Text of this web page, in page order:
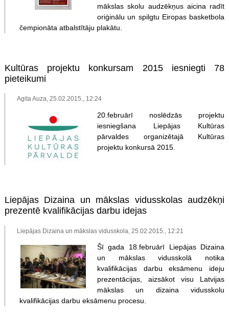
mākslas skolu audzēkņus aicina radīt
oriģinālu un spilgtu Eiropas basketbola
čempionāta atbalstītāju plakātu.
Kultūras projektu konkursam 2015 iesniegti 78
pieteikumi
Agita Auza, 25.02.2015., 12:24
20.februārī noslēdzās projektu
iesniegšana Liepājas Kultūras
pārvaldes organizētajā Kultūras
projektu konkursā 2015.
Liepājas Dizaina un mākslas vidusskolas audzēkņi
prezentē kvalifikācijas darbu idejas
Liepājas Dizaina un mākslas vidusskola, 25.02.2015., 12:21
Šī gada 18.februārī Liepājas Dizaina
un mākslas vidusskolā notika
kvalifikācijas darbu eksāmenu ideju
prezentācijas, aizsākot visu Latvijas
mākslas un dizaina vidusskolu
kvalifikācijas darbu eksāmenu procesu.